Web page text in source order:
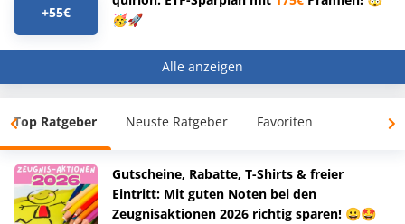
+55€
🥳🚀
Alle anzeigen
Top Ratgeber Neuste Ratgeber Favoriten
Gutscheine, Rabatte, T-Shirts & freier
Eintritt: Mit guten Noten bei den
Zeugnisaktionen 2026 richtig sparen! 😀🤩